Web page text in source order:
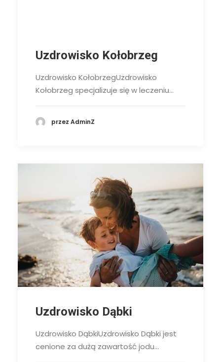
Uzdrowisko Kołobrzeg
Uzdrowisko KołobrzegUzdrowisko
Kołobrzeg specjalizuje się w leczeniu…
przez AdminZ
Uzdrowisko Dąbki
Uzdrowisko DąbkiUzdrowisko Dąbki jest
cenione za dużą zawartość jodu…